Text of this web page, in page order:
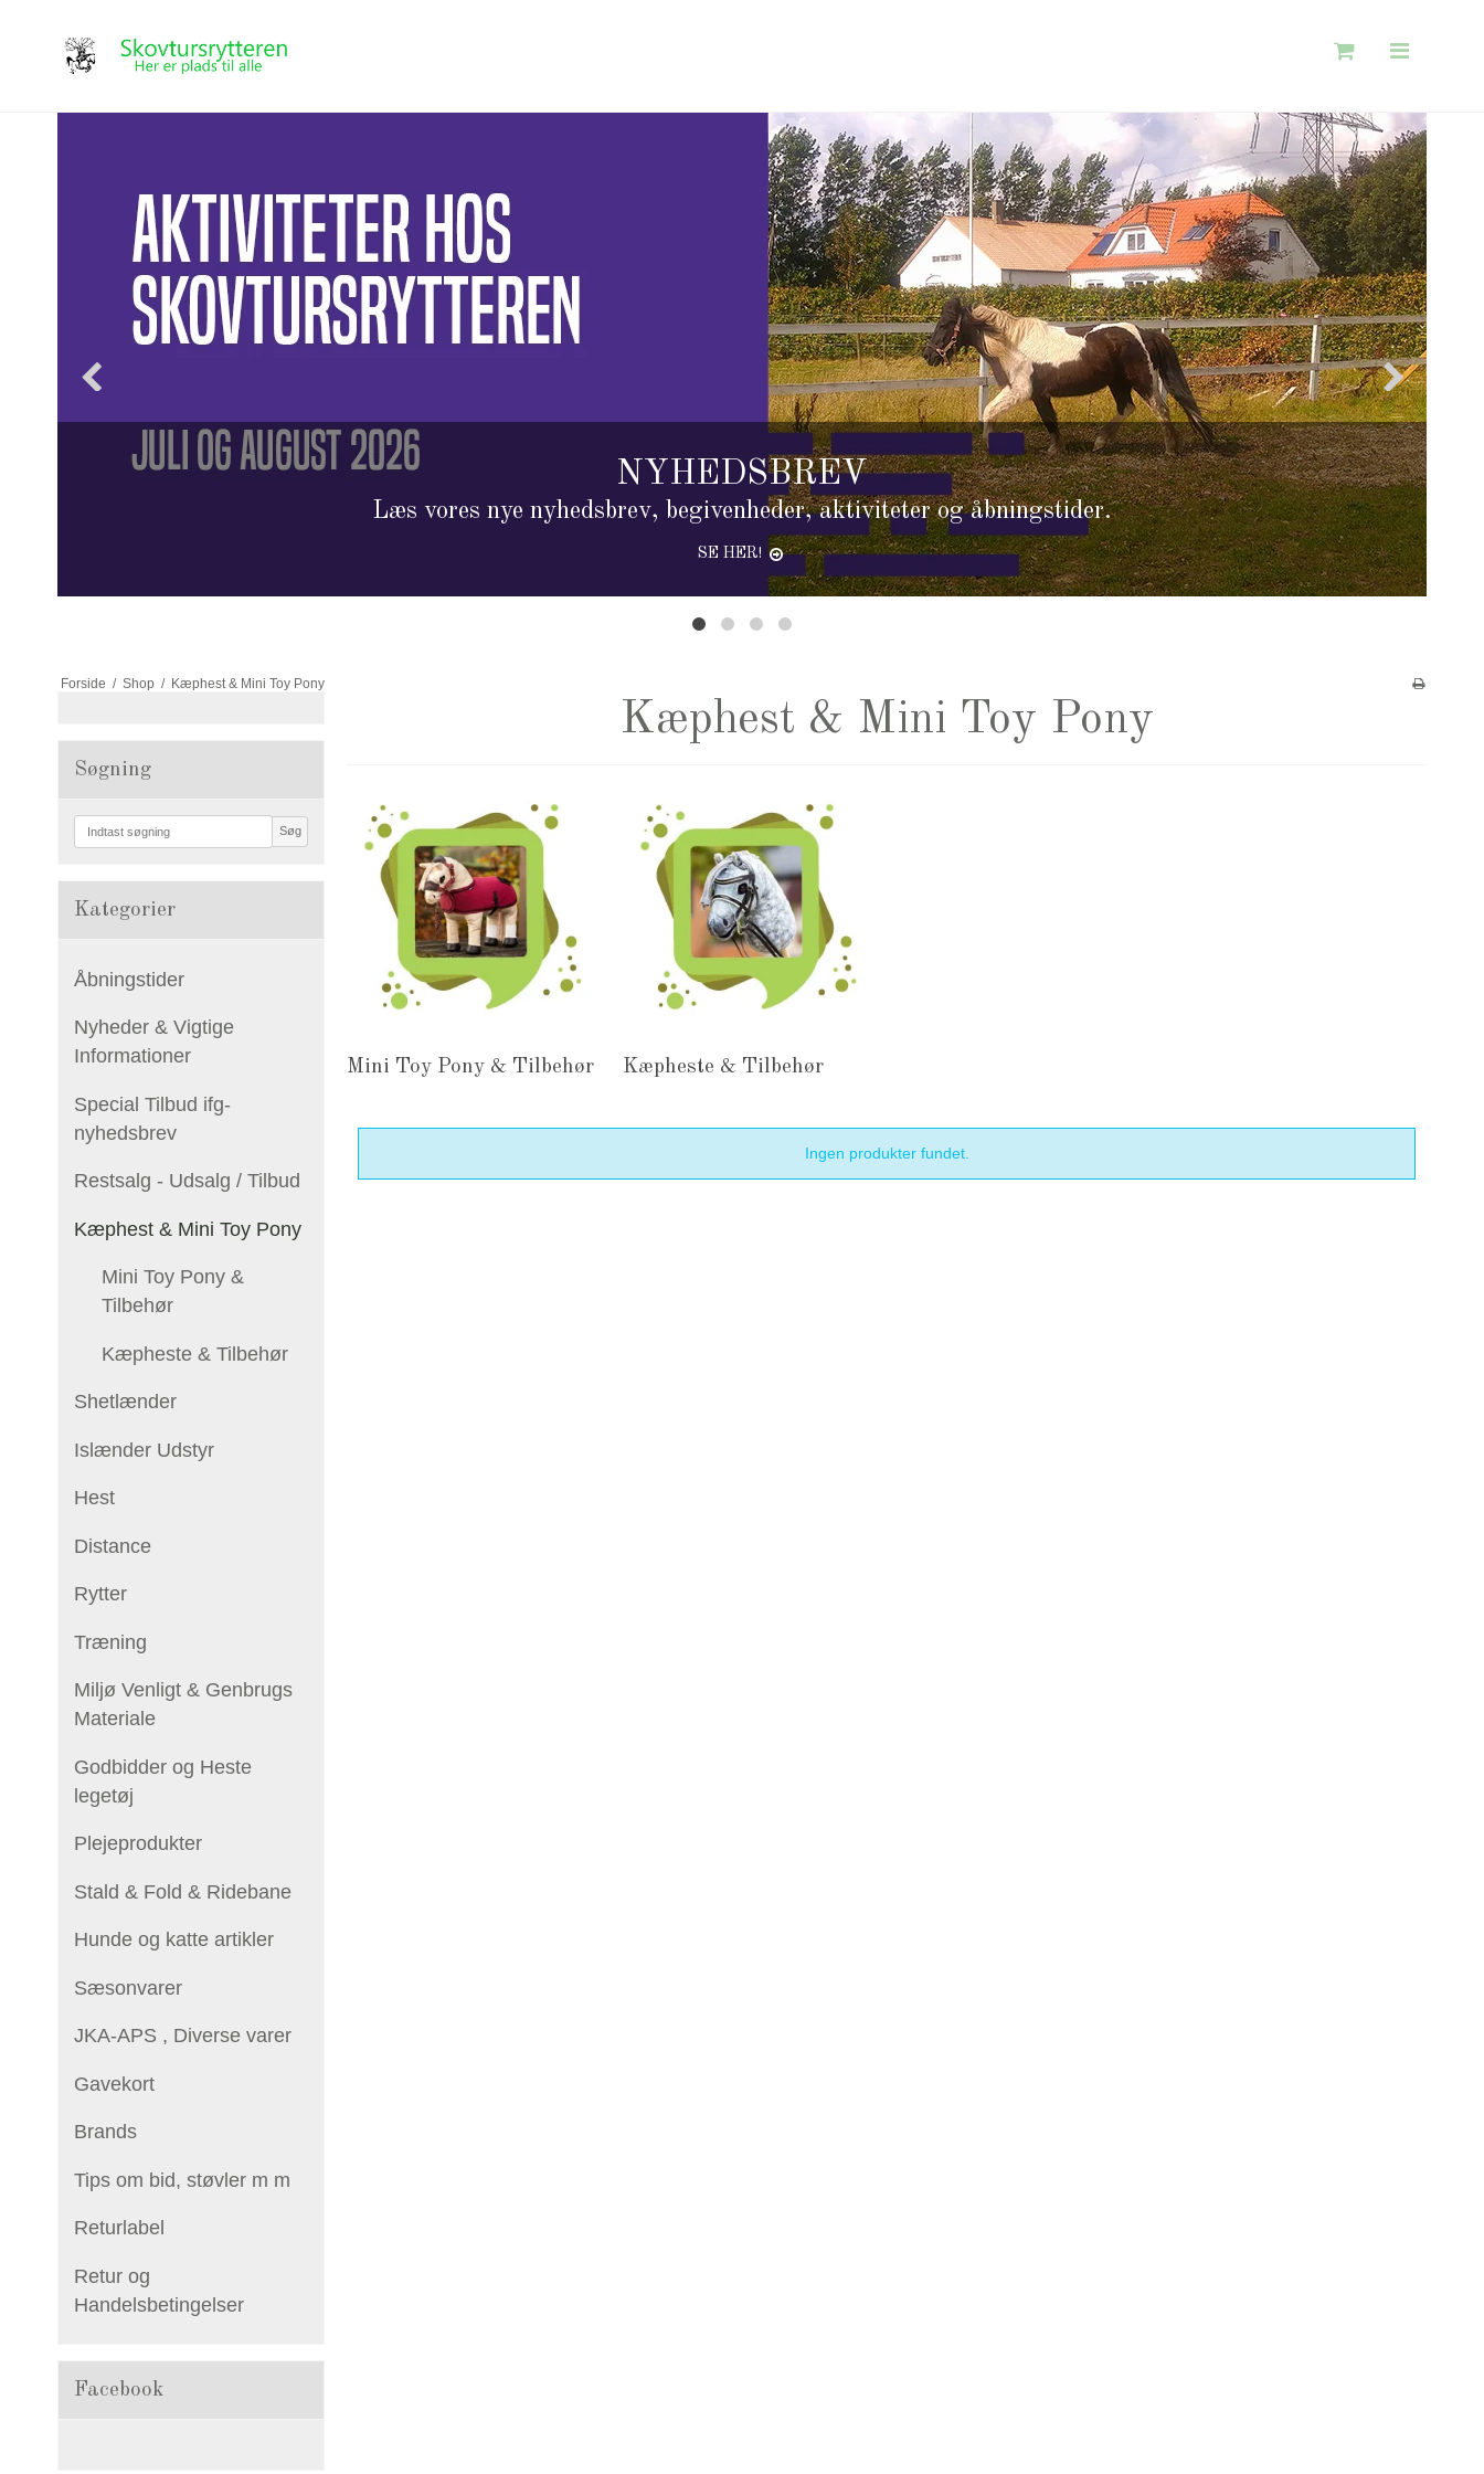
Skovtursrytteren
Shop
Information
Gavekort Guide
Log ind
Opret bruger
Nyhedstilmelding
NYHEDSBREV
Læs vores nye nyhedsbrev, begivenheder, aktiviteter og åbningstider.
SE HER!
Forside / Shop / Kæphest & Mini Toy Pony
Søgning
Søg
Kategorier
Åbningstider
Nyheder & Vigtige
Informationer
Special Tilbud ifg-
nyhedsbrev
Restsalg - Udsalg / Tilbud
Kæphest & Mini Toy Pony
Mini Toy Pony &
Tilbehør
Kæpheste & Tilbehør
Shetlænder
Islænder Udstyr
Hest
Distance
Rytter
Træning
Miljø Venligt & Genbrugs
Materiale
Godbidder og Heste
legetøj
Plejeprodukter
Stald & Fold & Ridebane
Hunde og katte artikler
Sæsonvarer
JKA-APS , Diverse varer
Gavekort
Brands
Tips om bid, støvler m m
Returlabel
Retur og
Handelsbetingelser
Facebook
Kæphest & Mini Toy Pony
Mini Toy Pony & Tilbehør Kæpheste & Tilbehør
Ingen produkter fundet.